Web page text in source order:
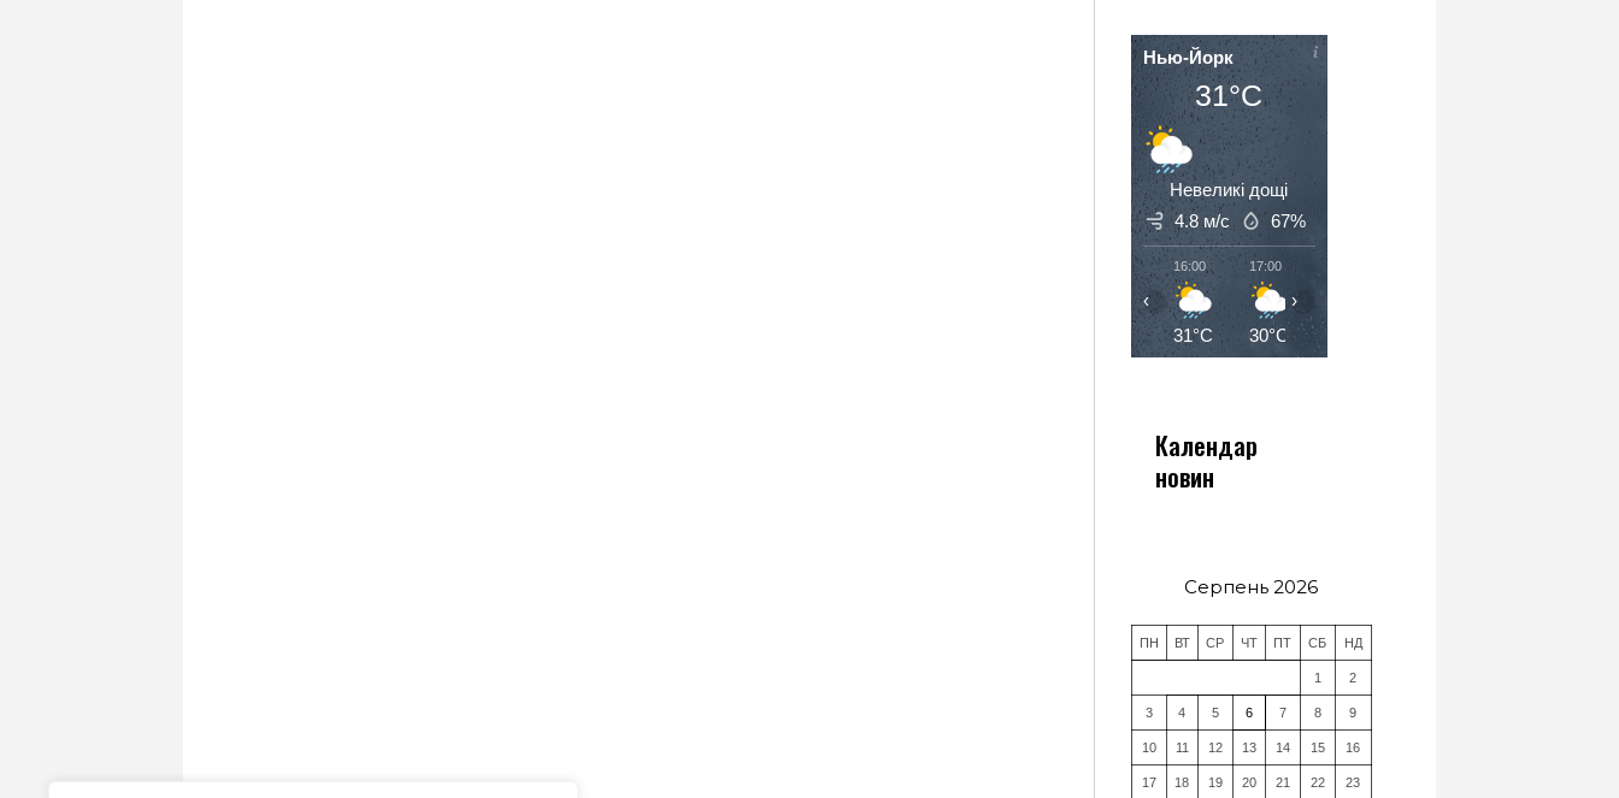
Нью-Йорк
31°C
Невеликі дощі
4.8 м/с
67%
16:00
31°C
17:00
30°C 30°C
‹ ›
Календар
новин
Серпень 2026
ПН ВТ СР ЧТ ПТ СБ НД
1 2
3 4 5 6 7 8 9
10 11 12 13 14 15 16
17 18 19 20 21 22 23